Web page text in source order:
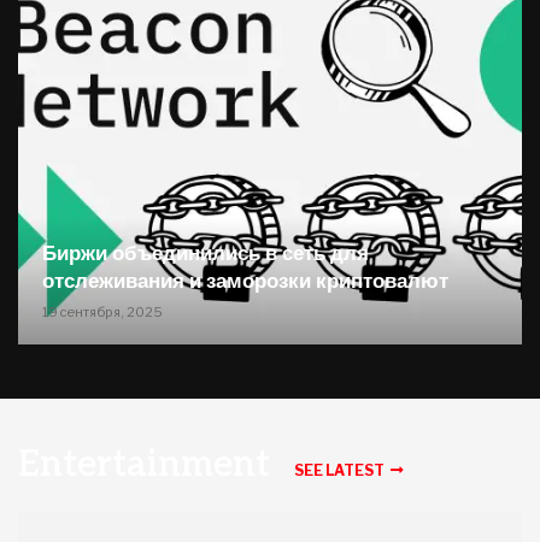
Биржи объединились в сеть для
отслеживания и заморозки криптовалют
19 сентября, 2025
SEE LATEST